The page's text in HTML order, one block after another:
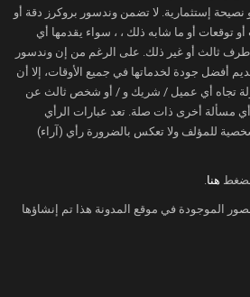
أن التضخّم هو ما قد يمنع
قراءة التضخّم يوم غدٍ ارتفاع
مع بيانات طلبات البطالة
لولاية فيلادلفيا الأمريكية.
الترقّب في الأسواق المالية
الفيدرالي وبيانات يوم غد.
نصيحة إستثمارية. لا تضمن وندسور بروكرز دقة أو
توقعات أو ما شابه ذلك ، ، سواء يقدمها أي
ثالث أو غير ذلك. على الرغم من إن وندسور
أفضل جودة لخدماتها في جميع الأوقات، إلا أن
تجاه أي عميل / شريك و / أو شخص ثالث عن
مسألة أخرى ذات صلة. تعد عبارات الرأي
شخصية للمؤلف ولا تعكس بالضرورة رأي (آراء)
هنا
الموجودة في موقع المدونة هذا تم إنشاؤها